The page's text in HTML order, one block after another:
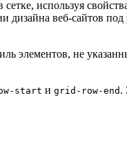
используя
дизайна веб-сайтов
элементов, не
start и grid-row-end .